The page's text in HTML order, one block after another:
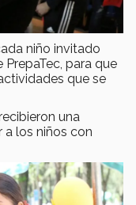
niño invitado
para que
que se
una
a los niños con